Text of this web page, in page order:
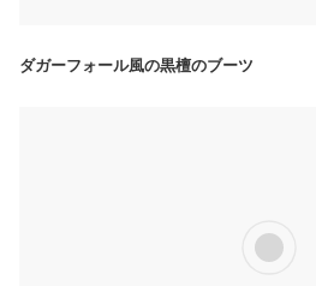
ダガーフォール風の黒檀のブーツ